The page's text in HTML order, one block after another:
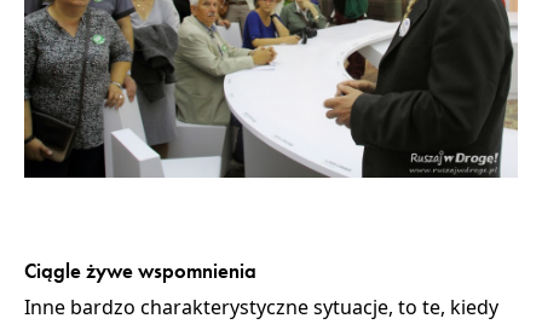
Ciągle żywe wspomnienia
Inne bardzo charakterystyczne sytuacje, to te, kiedy